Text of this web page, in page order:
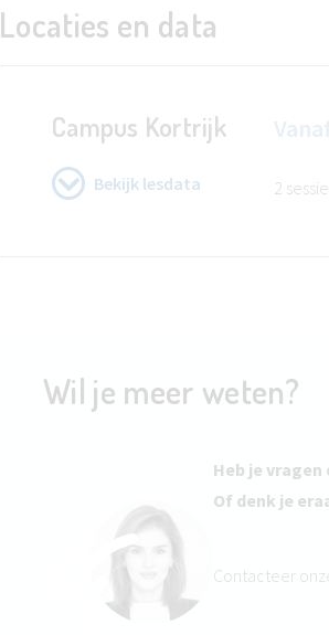
Locaties en data
Campus Kortrijk
Bekijk lesdata 2
Wil je meer weten?
Heb je
Of denk je
Contacteer